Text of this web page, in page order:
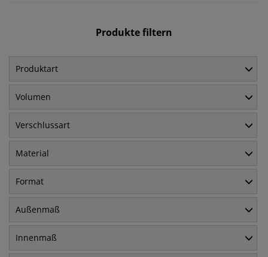
Produkte filtern
Produktart
Volumen
Verschlussart
Material
Format
Außenmaß
Innenmaß